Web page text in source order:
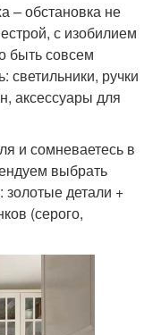
– обстановка не
с изобилием
быть совсем
светильники, ручки
аксессуары для
и сомневаетесь в
выбрать
детали +
(серого,